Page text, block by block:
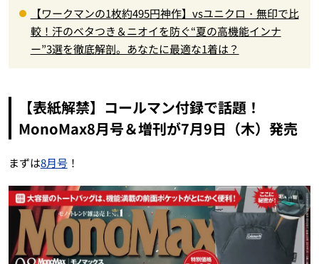
【ワークマンの1枚約495円神作】vsユニクロ・無印で比
較！汗のベタつき＆ニオイを防ぐ“夏の高機能インナ
ー”3選を徹底解剖。あなたに最適な1着は？
【表紙解禁】コールマン付録で話題！
MonoMax8月号＆増刊が7月9日（木）発売
まずは8月号！